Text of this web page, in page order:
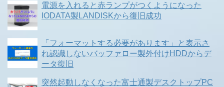
電源を入れると赤ランプがつくようになった
IODATA製LANDISKから復旧成功
「フォーマットする必要があります」と表示さ
れ認識しないバッファロー製外付けHDDからデ
ータ復旧
突然起動しなくなった富士通製デスクトップPC